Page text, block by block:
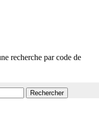
recherche par code de
Rechercher